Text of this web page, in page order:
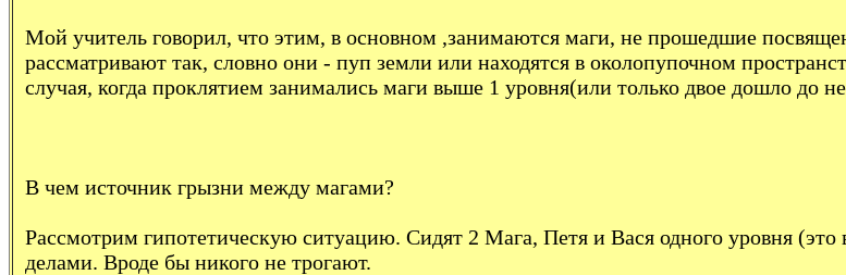
Мой учитель говорил, что этим, в основном ,занимаются маги, не прошедшие
рассматривают так, словно они - пуп земли или находятся в околопупочном
случая, когда проклятием занимались маги выше 1 уровня(или только двое дошло до
В чем источник грызни между магами?
Рассмотрим гипотетическую ситуацию. Сидят 2 Мага, Петя и Вася одного уровня
делами. Вроде бы никого не трогают.